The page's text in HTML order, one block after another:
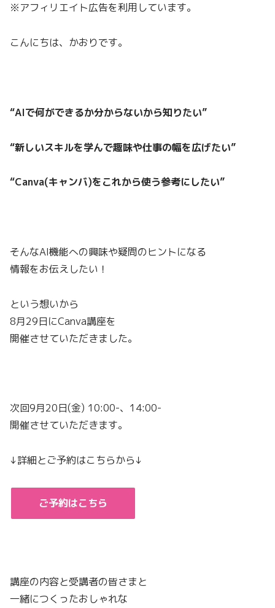
※アフィリエイト広告を利用しています。
こんにちは、かおりです。
“AIで何ができるか分からないから知りたい”
“新しいスキルを学んで趣味や仕事の幅を広げたい”
“Canva(キャンバ)をこれから使う参考にしたい”
そんなAI機能への興味や疑問のヒントになる
情報をお伝えしたい！
という想いから
8月29日にCanva講座を
開催させていただきました。
次回9月20日(金) 10:00-、14:00-
開催させていただきます。
↓詳細とご予約はこちらから↓
ご予約はこちら
講座の内容と受講者の皆さまと
一緒につくったおしゃれな